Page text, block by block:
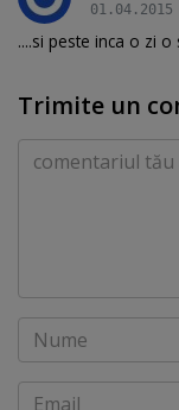
01.04.2015
....si peste inca o zi
Trimite un
Comentariu
Nume
Email